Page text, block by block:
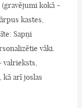
(gravējumi kokā -
kastes,
Sapņi
vāki.
valrieksts,
kā arī joslas